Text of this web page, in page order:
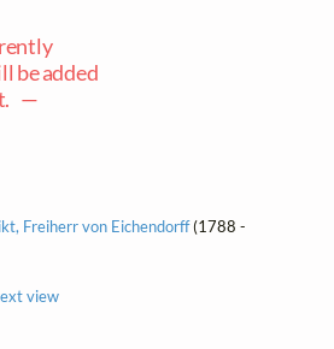
be added
—
Freiherr von Eichendorff(1788 -
view